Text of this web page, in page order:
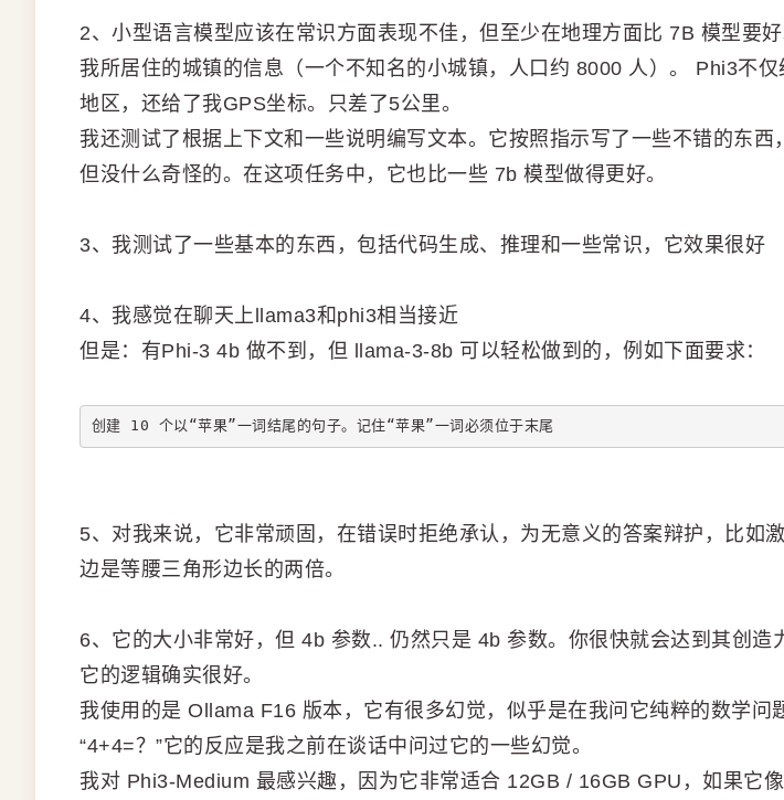
2、小型语言模型应该在常识方面表现不佳，但至少在地理方面比 7B 模型要
我所居住的城镇的信息（一个不知名的小城镇，人口约 8000 人）。 Phi3不仅
地区，还给了我GPS坐标。只差了5公里。
我还测试了根据上下文和一些说明编写文本。它按照指示写了一些不错的东西
但没什么奇怪的。在这项任务中，它也比一些 7b 模型做得更好。
3、我测试了一些基本的东西，包括代码生成、推理和一些常识，它效果很好
4、我感觉在聊天上llama3和phi3相当接近
但是：有Phi-3 4b 做不到，但 llama-3-8b 可以轻松做到的，例如下面要求：
创建 10 个以“苹果”一词结尾的句子。记住“苹果”一词必须位于末尾
5、对我来说，它非常顽固，在错误时拒绝承认，为无意义的答案辩护，比如
边是等腰三角形边长的两倍。
6、它的大小非常好，但 4b 参数.. 仍然只是 4b 参数。你很快就会达到其创造
它的逻辑确实很好。
我使用的是 Ollama F16 版本，它有很多幻觉，似乎是在我问它纯粹的数学问
“4+4=？”它的反应是我之前在谈话中问过它的一些幻觉。
我对 Phi3-Medium 最感兴趣，因为它非常适合 12GB / 16GB GPU，如果它